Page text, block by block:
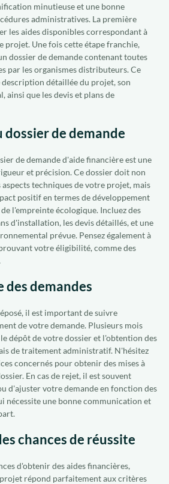
minutieuse et une bonne
administratives. La première
les aides disponibles correspondant à
projet. Une fois cette étape franchie,
dossier de demande contenant toutes
par les organismes distributeurs. Ce
détaillée du projet, son
ainsi que les devis et plans de
de demande
de demande d'aide financière est une
et précision. Ce dossier doit non
techniques de votre projet, mais
positif en termes de développement
l'empreinte écologique. Incluez des
d'installation, les devis détaillés, et une
prévue. Pensez également à
votre éligibilité, comme des
des demandes
il est important de suivre
de votre demande. Plusieurs mois
dépôt de votre dossier et l'obtention des
de traitement administratif. N'hésitez
concernés pour obtenir des mises à
En cas de rejet, il est souvent
d'ajuster votre demande en fonction des
nécessite une bonne communication et
chances de réussite
d'obtenir des aides financières,
répond parfaitement aux critères